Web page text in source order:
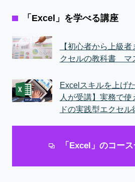
「Excel」を学べる講座
【初心者から上級
クセルの教科書 マ
Excelスキルを上げ
人が受講】実務で
ドの実践型エクセ
「Excel」のコー